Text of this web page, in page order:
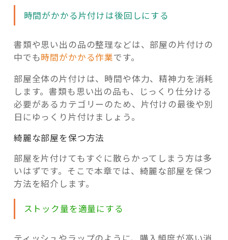
時間がかかる片付けは後回しにする
書類や思い出の品の整理などは、部屋の片付けの
中でも時間がかかる作業です。
部屋全体の片付けは、時間や体力、精神力を消耗
します。書類も思い出の品も、じっくり仕分ける
必要があるカテゴリーのため、片付けの最後や別
日にゆっくり片付けましょう。
綺麗な部屋を保つ方法
部屋を片付けてもすぐに散らかってしまう方は多
いはずです。そこで本章では、綺麗な部屋を保つ
方法を紹介します。
ストック量を適量にする